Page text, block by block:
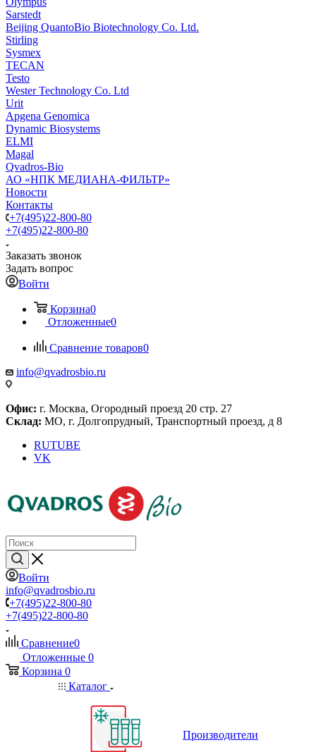
Sarstedt
Beijing QuantoBio Biotechnology Co. Ltd.
Stirling
Sysmex
TECAN
Testo
Wester Technology Co. Ltd
Urit
Apgena Genomica
Dynamic Biosystems
ELMI
Magal
Qvadros-Bio
АО «НПК МЕДИАНА-ФИЛЬТР»
Новости
Контакты
+7(495)22-800-80
+7(495)22-800-80
Заказать звонок
Задать вопрос
Войти
Корзина0
Отложенные0
Сравнение товаров0
info@qvadrosbio.ru
Офис: г. Москва, Огородный проезд 20 стр. 27
Склад: МО, г. Долгопрудный, Транспортный проезд, д 8
RUTUBE
VK
Войти
info@qvadrosbio.ru
+7(495)22-800-80
+7(495)22-800-80
Сравнение0
Отложенные 0
Корзина 0
Каталог
Производители